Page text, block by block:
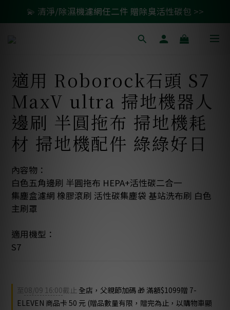
🚗 汽車濾網買一送一 >>
💫 清淨/除濕機濾網任二件 贈除臭活性碳包 >>
🚗 汽車濾網買一送一 >>
適用 Roborock石頭 S7
MaxV ultra 掃地機器人
邊刷 半圓拖布 掃地機耗
材 掃地機配件 綠綠好日
內容物：
白色五角邊刷 半圓拖布 HEPA+活性碳二合一
集塵盒濾網 橡膠滾刷 活性碳集塵袋 基站洗布刷 白色
主刷罩
適用機型：
S7
至08/09 16:00截止 全店，父親節加碼 🎁 滿額$1099贈 7-
ELEVEN 商品卡 50 元 (贈品數量有限，贈完為止，以購物車顯